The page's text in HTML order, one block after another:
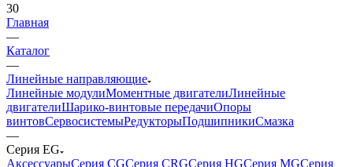
30
Главная
—
Каталог
—
Линейные направляющие
Линейные модулиМоментные двигателиЛинейные
двигателиШарико-винтовые передачиОпоры
винтовСервосистемыРедукторыПодшипникиСмазка
—
Серия EG
АксессуарыСерия CGСерия CRGСерия HGСерия MGСерия